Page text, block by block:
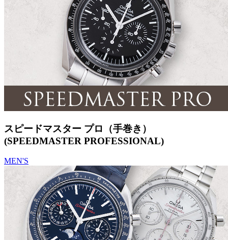
スピードマスター プロ（手巻き）
(SPEEDMASTER PROFESSIONAL)
MEN'S